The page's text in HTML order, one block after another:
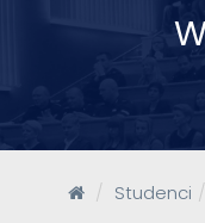
Studenci